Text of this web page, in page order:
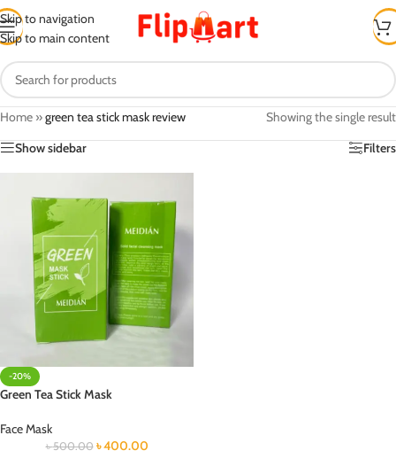
Skip to navigation
Skip to main content
Home »green tea stick mask review
Showing the single result
Show sidebar
Filters
-20%
Green Tea Stick Mask
Face Mask
৳500.00 ৳400.00